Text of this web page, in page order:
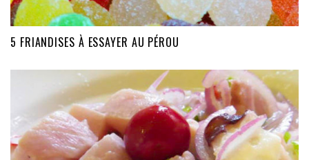
5 FRIANDISES À ESSAYER AU PÉROU